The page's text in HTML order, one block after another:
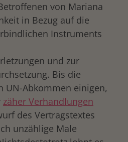
von Mariana
in Bezug auf die
Instruments
und zur
Bis die
UN-Abkommen einigen,
zäher Verhandlungen
des Vertragstextes
unzählige Male